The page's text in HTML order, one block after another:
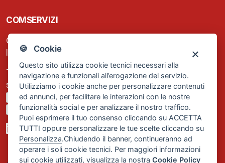
🍪 Cookie
Questo sito utilizza cookie tecnici necessari alla
navigazione e funzionali all’erogazione del servizio.
Utilizziamo i cookie anche per personalizzare contenuti
ed annunci, per facilitare le interazioni con le nostre
funzionalità social e per analizzare il nostro traffico.
Puoi esprimere il tuo consenso cliccando su ACCETTA
TUTTI oppure personalizzare le tue scelte cliccando su
Personalizza.Chiudendo il banner, continueranno ad
operare i soli cookie tecnici. Per maggiori informazioni
sui cookie utilizzati, visualizza la nostraCookie Policy
COMSERVIZI
C.F. e P.IVA: 13474420158
Iscrizione REA Milano n. 1656740
Tel. +39 02 2838 1307
segreteria@comservizi.eu
Privacy Policy
Cookie Policy